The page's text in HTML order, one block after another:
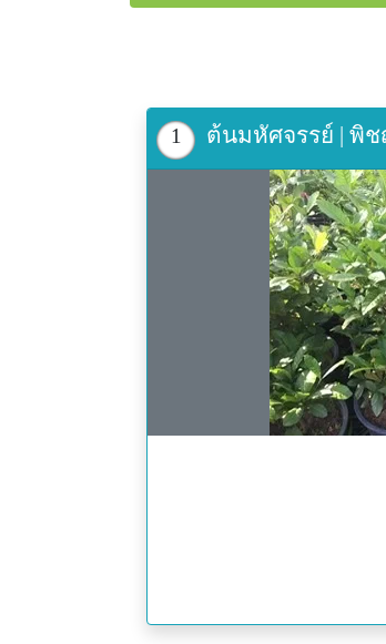
1 ต้นมหัศจรรย์ | พิ